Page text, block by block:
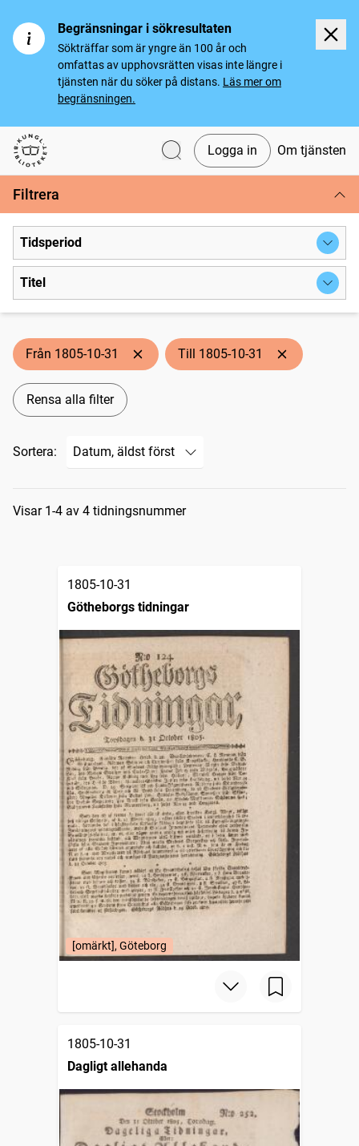
Begränsningar i sökresultaten
Sökträffar som är yngre än 100 år och
omfattas av upphovsrätten visas inte längre i
tjänsten när du söker på distans. Läs mer om
begränsningen.
Svenska tidningar
Logga in Om tjänsten
Filtrera
Tidsperiod
Titel
Från 1805-10-31 Till 1805-10-31
Rensa alla filter
Sortera:
Sökresultat
Visar 1-4 av 4 tidningsnummer
1805-10-31
Götheborgs tidningar
[omärkt], Göteborg
1805-10-31
Dagligt allehanda